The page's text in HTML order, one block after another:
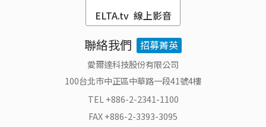
ELTA.tv 線上影音
聯絡我們 招募菁英
愛爾達科技股份有限公司
100台北市中正區中華路一段41號4樓
TEL +886-2-2341-1100
FAX +886-2-3393-3095